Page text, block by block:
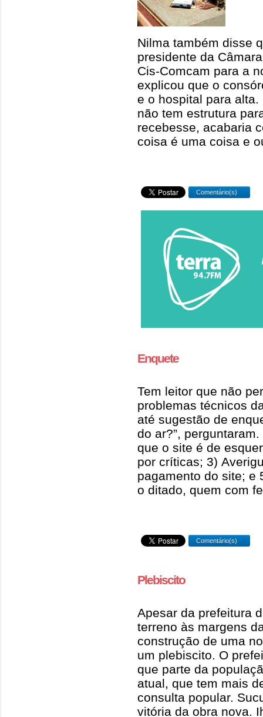
Nilma também disse
presidente da
Cis-Comcam para a
explicou que o
e o hospital para
não tem estrutura
recebesse, acabaria
coisa é uma coisa e
Comentário(s)
Enquete
Tem leitor que não
problemas técnicos
até sugestão de
do ar?”,
que o site é de
por críticas; 3)
pagamento do site; e
o ditado, quem com
Comentário(s)
Plebiscito
Apesar da prefeitura
terreno às margens
construção de uma
um plebiscito. O
que parte da
atual, que tem mais
consulta popular.
vitória da obra nova.